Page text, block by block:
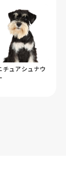
チュアシュナウ